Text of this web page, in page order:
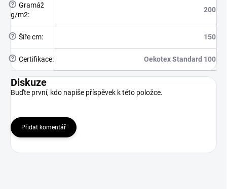
? Gramáž
g/m2:
200
? Šíře cm: 150
? Certifikace: Oekotex Standard 100
Diskuze
Buďte první, kdo napíše příspěvek k této položce.
Přidat komentář